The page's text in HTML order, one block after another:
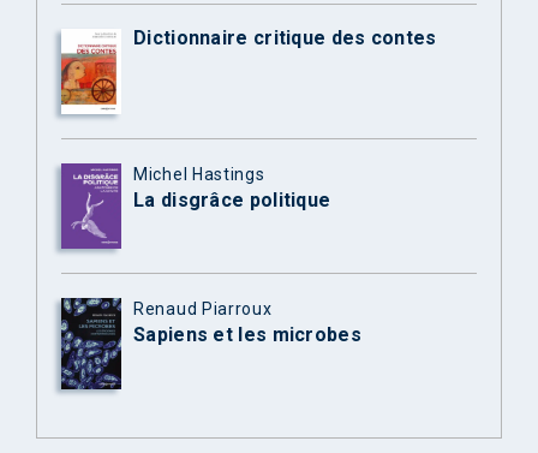
Dictionnaire critique des contes
Michel Hastings
La disgrâce politique
Renaud Piarroux
Sapiens et les microbes